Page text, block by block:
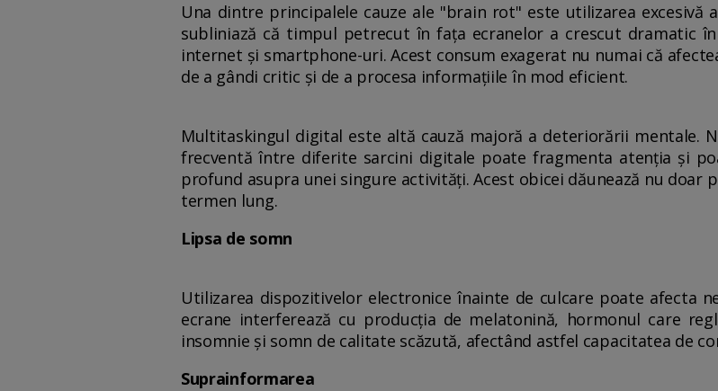
Una dintre principalele cauze ale "brain rot" este utilizarea excesivă
subliniază că timpul petrecut în fața ecranelor a crescut dramatic
internet și smartphone-uri. Acest consum exagerat nu numai că
de a gândi critic și de a procesa informațiile în mod eficient.
Multitaskingul digital este altă cauză majoră a deteriorării mentale.
frecventă între diferite sarcini digitale poate fragmenta atenția și
profund asupra unei singure activități. Acest obicei dăunează nu
termen lung.
Lipsa de somn
Utilizarea dispozitivelor electronice înainte de culcare poate afecta
ecrane interferează cu producția de melatonină, hormonul care
insomnie și somn de calitate scăzută, afectând astfel capacitatea de
Suprainformarea